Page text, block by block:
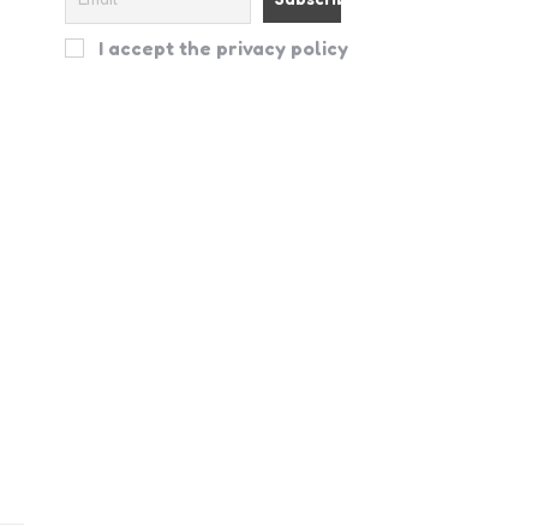
I accept the privacy policy